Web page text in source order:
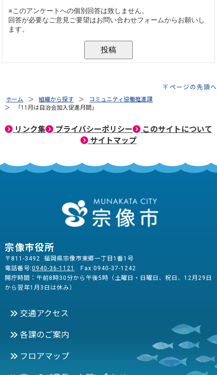
ページの先頭へ
ホーム 組織から探す
コミュニティ協働推進課
「11月は自治会加入促進月間」
リンク集 プライバシーポリシー
このサイトについて
サイトマップ
宗像市役所
〒811-3492 福岡県宗像市東郷一丁目1番1号
電話番号:0940-36-1121
Fax:0940-37-1242
開庁時間：午前8時30分から午後5時（土曜日・日曜日、祝日、12月29日
から翌年1月3日は休み）
交通アクセス
各課のご案内
フロアマップ